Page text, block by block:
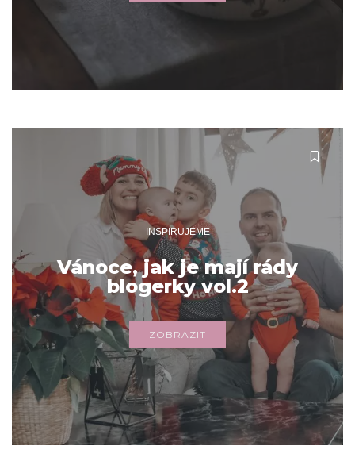
INSPIRUJEME
Vánoce, jak je mají rády
blogerky vol.2
ZOBRAZIT